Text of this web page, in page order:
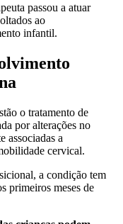
passou a atuar
ao
infantil.
o tratamento de
por alterações no
associadas a
cervical.
a condição tem
primeiros meses de